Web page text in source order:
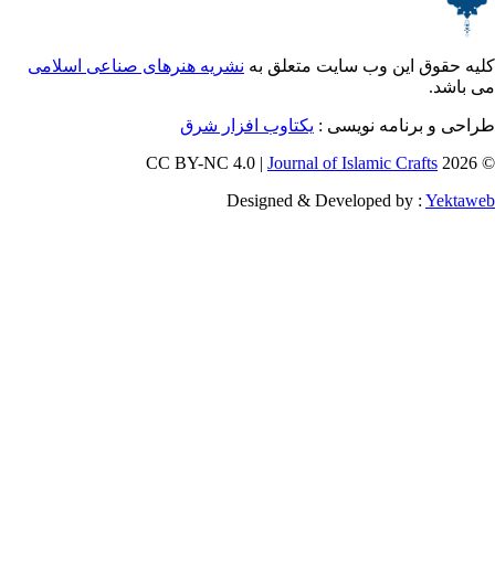
این وب سایت متعلق بهنشریه هنرهای صناعی اسلامی
نویسی : یکتاوب افزار شرق
Journal of Islamic
Designed & Developed by :